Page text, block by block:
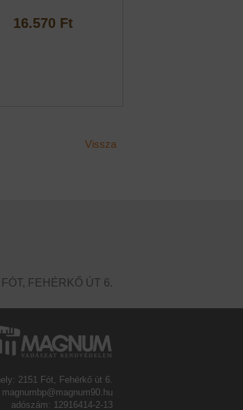
16.570 Ft
Vissza
FEHÉRKŐ ÚT 6.
2151 Fót, Fehérkő út 6.
adószám: 12916414-2-13